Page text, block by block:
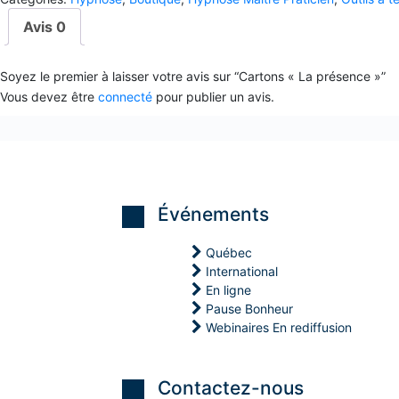
Avis 0
Soyez le premier à laisser votre avis sur “Cartons « La présence »”
Vous devez être connecté pour publier un avis.
Événements
Québec
International
En ligne
Pause Bonheur
Webinaires En rediffusion
Contactez-nous